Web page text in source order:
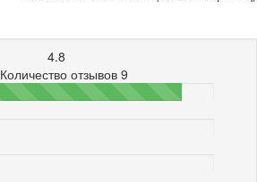
4.8
Количество отзывов 9
87%